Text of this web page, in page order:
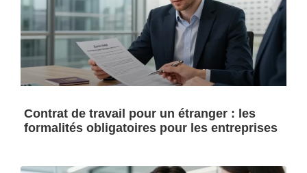
Contrat de travail pour un étranger : les
formalités obligatoires pour les entreprises